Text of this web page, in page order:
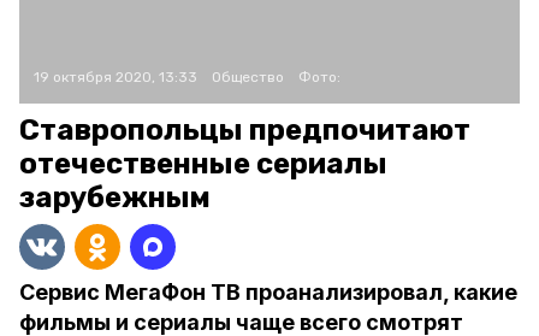
19 октября 2020, 13:33 Общество Фото:
Ставропольцы предпочитают
отечественные сериалы
зарубежным
Сервис МегаФон ТВ проанализировал, какие
фильмы и сериалы чаще всего смотрят